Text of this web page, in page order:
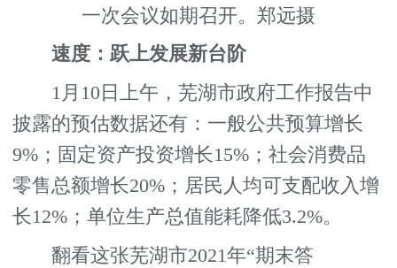
一次会议如期召开。郑远摄
速度：跃上发展新台阶
1月10日上午，芜湖市政府工作报告中
披露的预估数据还有：一般公共预算增长
9%；固定资产投资增长15%；社会消费品
零售总额增长20%；居民人均可支配收入增
长12%；单位生产总值能耗降低3.2%。
翻看这张芜湖市2021年“期末答